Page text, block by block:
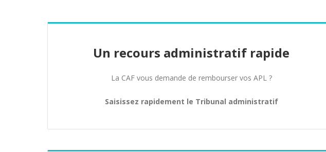
Un recours administratif rapide
La CAF vous demande de rembourser vos APL ?
Saisissez rapidement le Tribunal administratif